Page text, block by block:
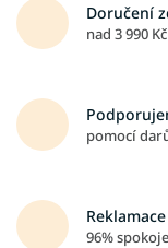
Doručení
nad 3 990 Kč
pomocí
96%